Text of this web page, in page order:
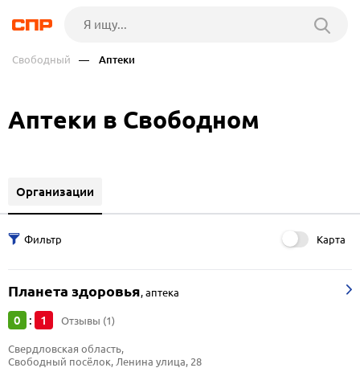
Свободный — Аптеки
Аптеки в Свободном
Организации
Карта
Планета здоровья,аптека
0 : 1 Отзывы (1)
Свердловская область,
Свободный посёлок, Ленина улица, 28